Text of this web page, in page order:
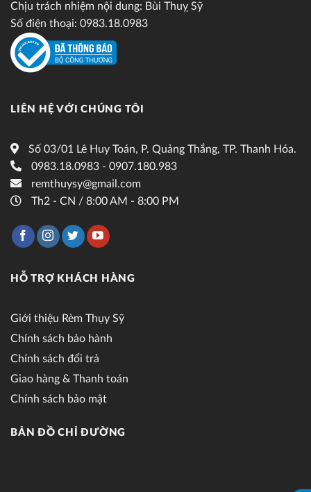
Chịu trách nhiệm nội dung: Bùi Thuỵ Sỹ
Số điện thoại: 0983.18.0983
LIÊN HỆ VỚI CHÚNG TÔI
Số 03/01 Lê Huy Toán, P. Quảng Thắng, TP. Thanh Hóa.
0983.18.0983 - 0907.180.983
remthuysy@gmail.com
Th2 - CN / 8:00 AM - 8:00 PM
HỖ TRỢ KHÁCH HÀNG
Giới thiệu Rèm Thụy Sỹ
Chính sách bảo hành
Chính sách đổi trả
Giao hàng & Thanh toán
Chính sách bảo mật
BẢN ĐỒ CHỈ ĐƯỜNG